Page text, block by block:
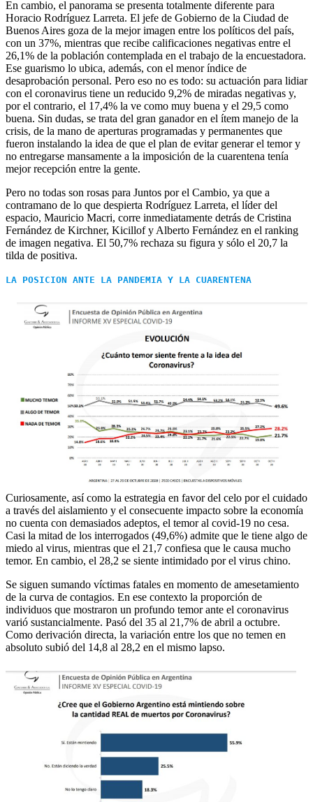
En cambio, el panorama se presenta totalmente diferente para
Horacio Rodríguez Larreta. El jefe de Gobierno de la Ciudad de
Buenos Aires goza de la mejor imagen entre los políticos del país,
con un 37%, mientras que recibe calificaciones negativas entre el
26,1% de la población contemplada en el trabajo de la encuestadora.
Ese guarismo lo ubica, además, con el menor índice de
desaprobación personal. Pero eso no es todo: su actuación para lidiar
con el coronavirus tiene un reducido 9,2% de miradas negativas y,
por el contrario, el 17,4% la ve como muy buena y el 29,5 como
buena. Sin dudas, se trata del gran ganador en el ítem manejo de la
crisis, de la mano de aperturas programadas y permanentes que
fueron instalando la idea de que el plan de evitar generar el temor y
no entregarse mansamente a la imposición de la cuarentena tenía
mejor recepción entre la gente.
Pero no todas son rosas para Juntos por el Cambio, ya que a
contramano de lo que despierta Rodríguez Larreta, el líder del
espacio, Mauricio Macri, corre inmediatamente detrás de Cristina
Fernández de Kirchner, Kicillof y Alberto Fernández en el ranking
de imagen negativa. El 50,7% rechaza su figura y sólo el 20,7 la
tilda de positiva.
LA POSICION ANTE LA PANDEMIA Y LA CUARENTENA
Curiosamente, así como la estrategia en favor del celo por el cuidado
a través del aislamiento y el consecuente impacto sobre la economía
no cuenta con demasiados adeptos, el temor al covid-19 no cesa.
Casi la mitad de los interrogados (49,6%) admite que le tiene algo de
miedo al virus, mientras que el 21,7 confiesa que le causa mucho
temor. En cambio, el 28,2 se siente intimidado por el virus chino.
Se siguen sumando víctimas fatales en momento de amesetamiento
de la curva de contagios. En ese contexto la proporción de
individuos que mostraron un profundo temor ante el coronavirus
varió sustancialmente. Pasó del 35 al 21,7% de abril a octubre.
Como derivación directa, la variación entre los que no temen en
absoluto subió del 14,8 al 28,2 en el mismo lapso.